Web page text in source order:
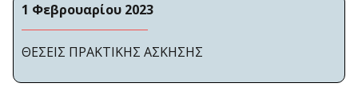
1 Φεβρουαρίου 2023
ΘΕΣΕΙΣ ΠΡΑΚΤΙΚΗΣ ΑΣΚΗΣΗΣ